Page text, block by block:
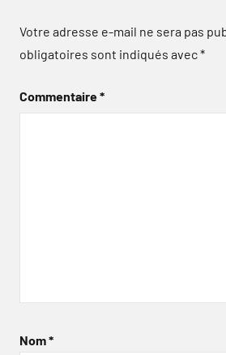
Votre adresse e-mail ne sera pas
obligatoires sont indiqués avec*
Commentaire*
Nom*